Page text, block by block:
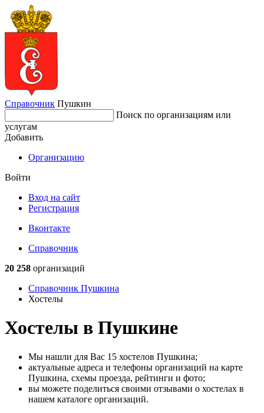
Справочник Пушкин
Поиск по организациям или
услугам
Добавить
Организацию
Войти
Вход на сайт
Регистрация
Вконтакте
Справочник
20 258 организаций
Справочник Пушкина
Хостелы
Хостелы в Пушкине
Мы нашли для Вас 15 хостелов Пушкина;
актуальные адреса и телефоны организаций на карте
Пушкина, схемы проезда, рейтинги и фото;
вы можете поделиться своими отзывами о хостелах в
нашем каталоге организаций.